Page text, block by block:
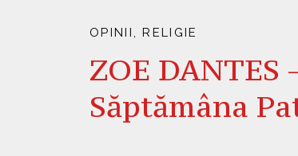
OPINII ,RELIGIE
ZOE
Săptămâna